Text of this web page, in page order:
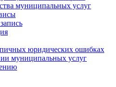
муниципальных услуг
юридических ошибках
муниципальных услуг